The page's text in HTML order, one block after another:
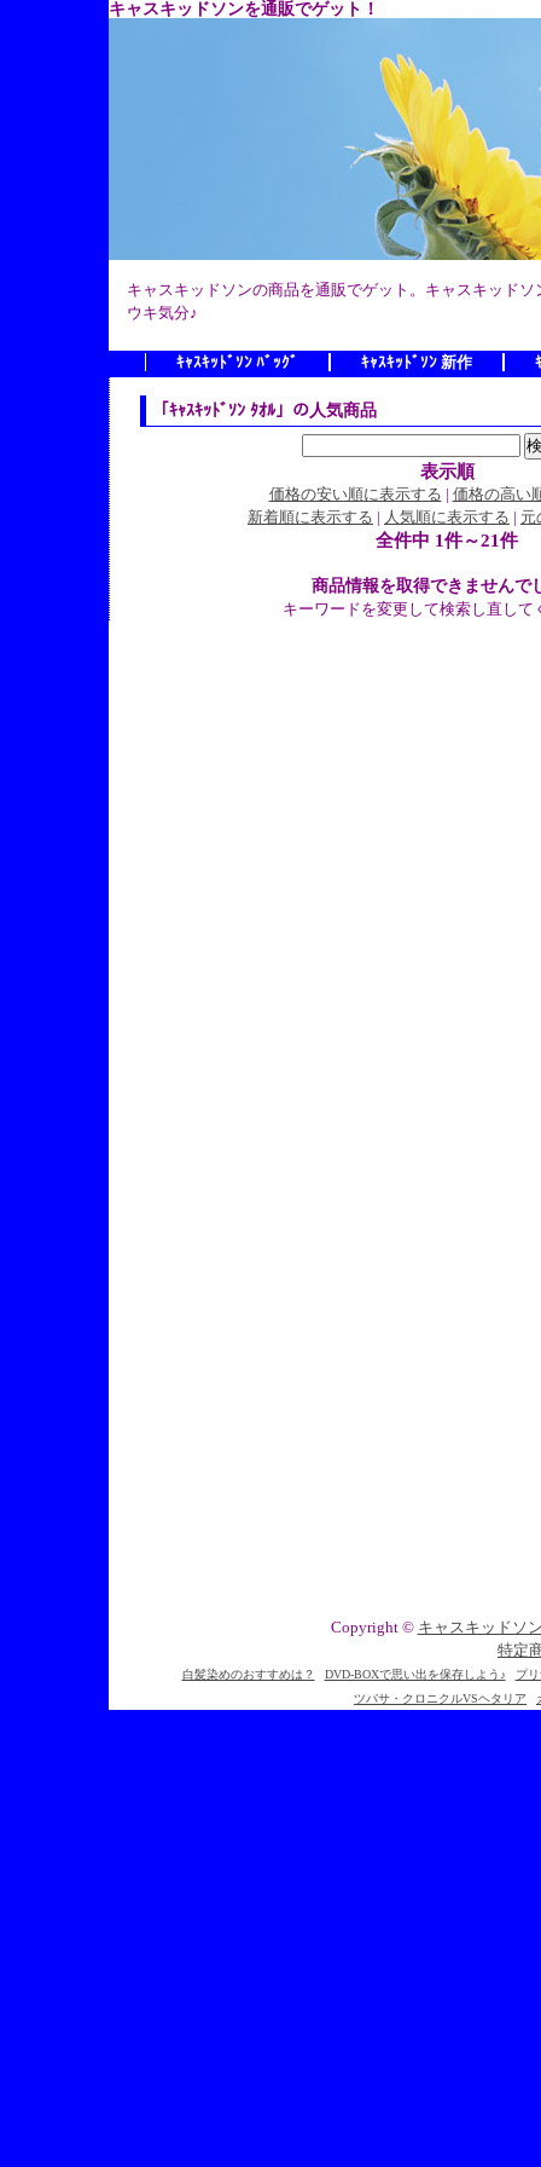
キャスキッドソンを通販でゲット！
キャスキッドソンの商品を通販でゲット。キャスキッドソ
ウキ気分♪
ｷｬｽｷｯﾄﾞｿﾝ ﾊﾞｯｸﾞ ｷｬｽｷｯﾄﾞｿﾝ 新作
「ｷｬｽｷｯﾄﾞｿﾝ ﾀｵﾙ」の人気商品
表示順
価格の安い順に表示する | 価格の高い
新着順に表示する | 人気順に表示する | 元
全件中 1件～21件
商品情報を取得できませんで
キーワードを変更して検索し直して
Copyright © キャスキッドソ
特定
白髪染めのおすすめは？ DVD-BOXで思い出を保存しよう♪
プ
ツバサ・クロニクルVSヘタリア